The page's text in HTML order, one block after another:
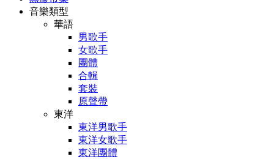
音樂類型
華語
男歌手
女歌手
團體
合輯
套裝
原聲帶
東洋
東洋男歌手
東洋女歌手
東洋團體